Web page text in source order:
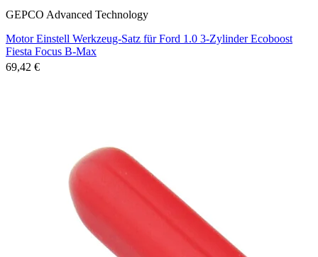
GEPCO Advanced Technology
Motor Einstell Werkzeug-Satz für Ford 1.0 3-Zylinder Ecoboost
Fiesta Focus B-Max
69,42 €